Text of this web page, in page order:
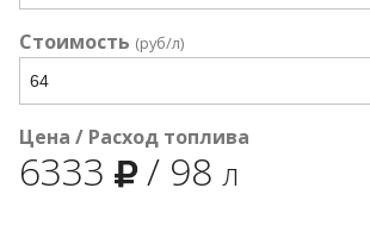
Стоимость (руб/л)
Цена / Расход топлива
6333 / 98 л